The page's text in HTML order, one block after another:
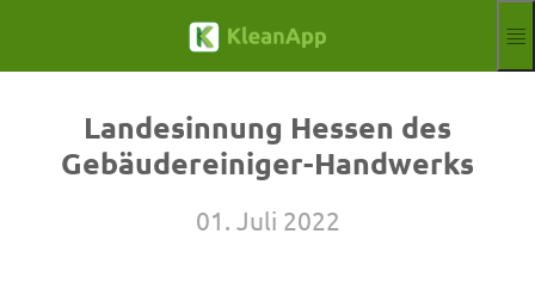
Hilfe
Webinari
Poslovi
Landesinnung Hessen des
Gebäudereiniger-Handwerks
01. Juli 2022